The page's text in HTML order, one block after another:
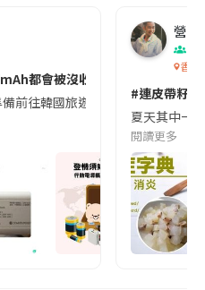
都會被沒收😱出發前切記檢查
備前往韓國旅遊的民眾，近期要
營養
香港
#連皮帶籽
夏天其中一
閱讀更多